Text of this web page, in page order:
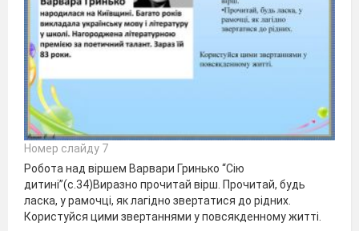
Номер слайду 7
Робота над віршем Варвари Гринько “Сію
дитині”(с.34)Виразно прочитай вірш. Прочитай, будь
ласка, у рамочці, як лагідно звертатися до рідних.
Користуйся цими звертаннями у повсякденному житті.